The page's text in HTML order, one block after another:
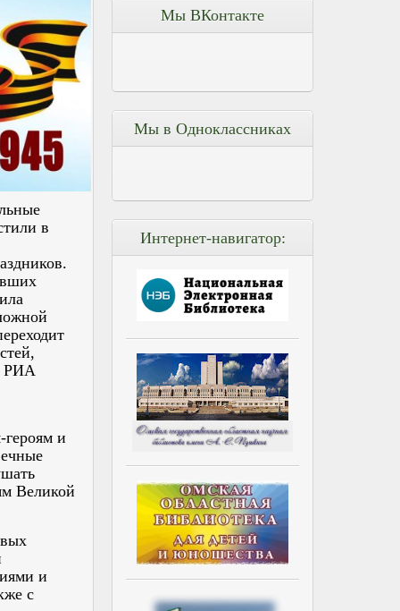
в
РИА
и
Великой
и
с
Мы ВКонтакте
Мы в Одноклассниках
Интернет-навигатор: